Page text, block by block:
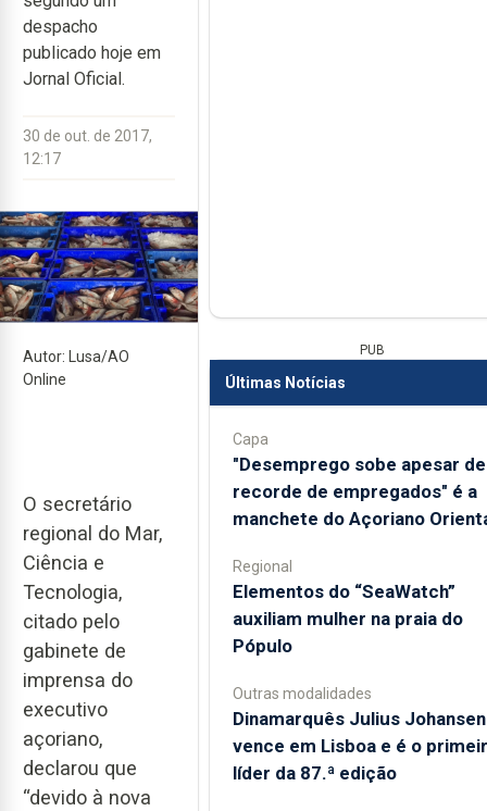
despacho
publicado hoje em
Jornal Oficial.
30 de out. de 2017,
12:17
Autor: Lusa/AO
Online
O secretário
regional do Mar,
Ciência e
Tecnologia,
citado pelo
gabinete de
imprensa do
executivo
açoriano,
declarou que
“devido à nova
PUB
Últimas Notícias
Capa
"Desemprego sobe apesar de
recorde de empregados" é a
manchete do Açoriano
Regional
​Elementos do “SeaWatch”
auxiliam mulher na praia do
Pópulo
Outras modalidades
Dinamarquês Julius Johansen
vence em Lisboa e é o
líder da 87.ª edição